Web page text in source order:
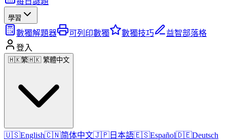
學習
數獨解題器 可列印數獨 數獨技巧
益智部落格
登入
🇭🇰繁🇭🇰 繁體中文
🇺🇸English🇨🇳简体中文🇯🇵 日本語🇪🇸Español🇩🇪Deutsch